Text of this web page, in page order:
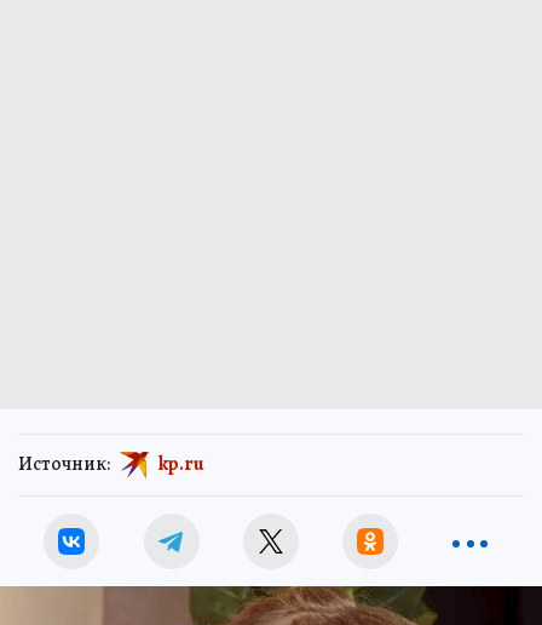
Источник: kp.ru